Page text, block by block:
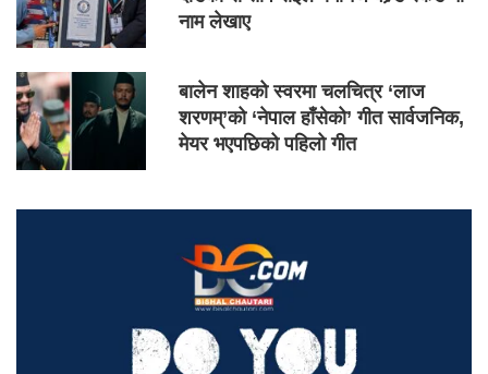
नाम लेखाए
बालेन शाहको स्वरमा चलचित्र ‘लाज
शरणम्’को ‘नेपाल हाँसेको’ गीत सार्वजनिक,
मेयर भएपछिको पहिलो गीत